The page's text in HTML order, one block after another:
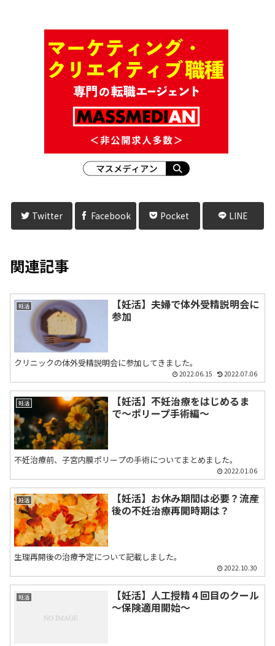
Twitter Facebook Pocket LINE
関連記事
妊活
【妊活】夫婦で体外受精説明会に
参加
クリニックの体外受精説明会に参加してきました。
2022.06.15 2022.07.06
妊活
【妊活】不妊治療をはじめるま
で〜ポリープ手術編〜
不妊治療前、子宮内膜ポリープの手術についてまとめました。
2022.01.06
妊活
【妊活】お休み期間は必要？流産
後の不妊治療再開時期は？
生理再開後の治療予定について記載しました。
2022.10.30
妊活
【妊活】人工授精４回目のクール
～保険適用開始～